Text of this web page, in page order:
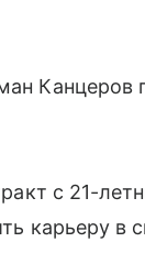
Канцеров
с 21-
карьеру в